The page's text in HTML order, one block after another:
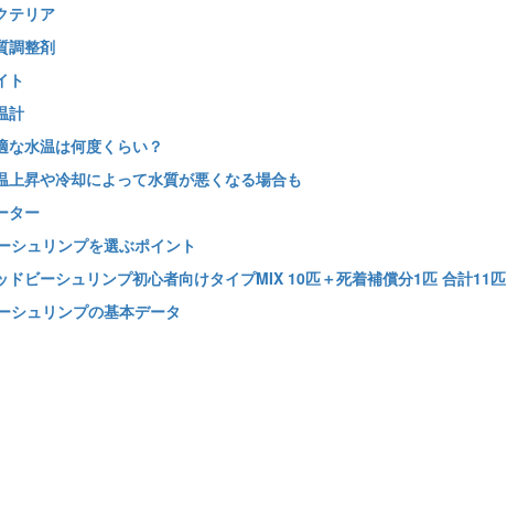
テリア
調整剤
ト
計
な水温は何度くらい？
上昇や冷却によって水質が悪くなる場合も
ター
シュリンプを選ぶポイント
ドビーシュリンプ初心者向けタイプMIX 10匹＋死着補償分1匹 合計11匹
シュリンプの基本データ